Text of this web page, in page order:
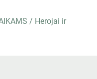
/ Herojai ir